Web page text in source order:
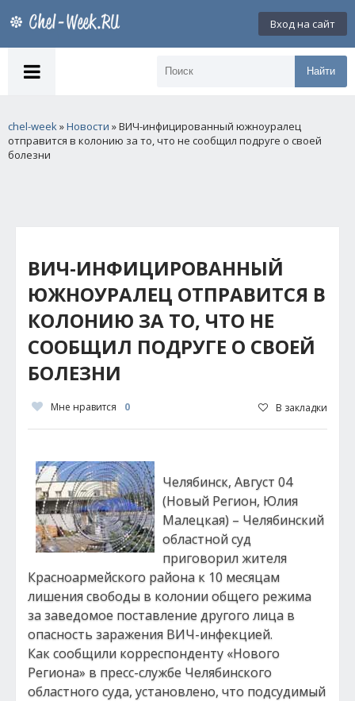
Вход на сайт
Найти
chel-week»Новости » ВИЧ-инфицированный южноуралец
отправится в колонию за то, что не сообщил подруге о своей
болезни
ВИЧ-ИНФИЦИРОВАННЫЙ
ЮЖНОУРАЛЕЦ ОТПРАВИТСЯ В
КОЛОНИЮ ЗА ТО, ЧТО НЕ
СООБЩИЛ ПОДРУГЕ О СВОЕЙ
БОЛЕЗНИ
Мне нравится 0 В закладки
Челябинск, Август 04
(Новый Регион, Юлия
Малецкая) – Челябинский
областной суд
приговорил жителя
Красноармейского района к 10 месяцам
лишения свободы в колонии общего режима
за заведомое поставление другого лица в
опасность заражения ВИЧ-инфекцией.
Как сообщили корреспонденту «Нового
Региона» в пресс-службе Челябинского
областного суда, установлено, что подсудимый